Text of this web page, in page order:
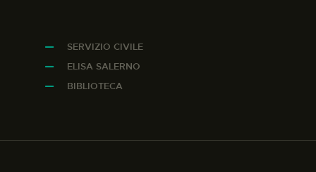
SERVIZIO CIVILE
ELISA SALERNO
BIBLIOTECA